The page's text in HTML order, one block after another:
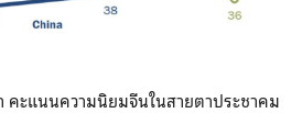
คะแนนความนิยมจีนในสายตาประชาคม